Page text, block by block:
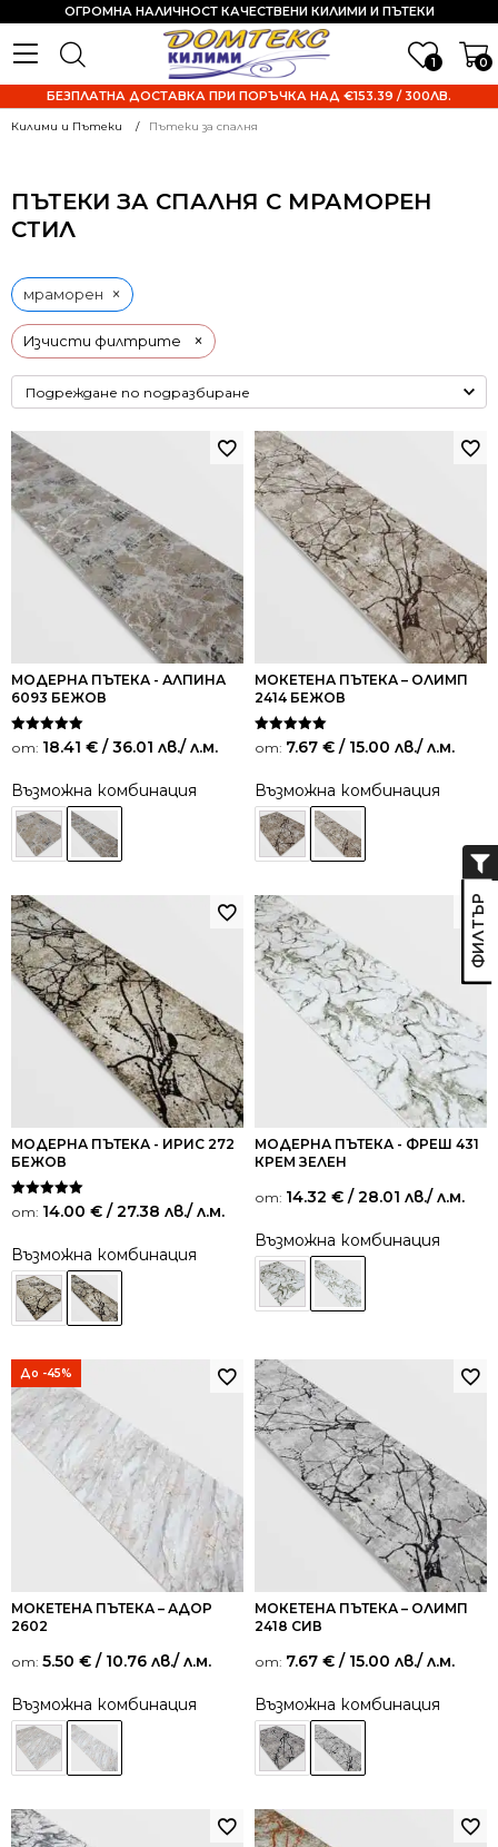
1 0
ОГРОМНА НАЛИЧНОСТ КАЧЕСТВЕНИ КИЛИМИ И ПЪТЕКИ
БЕЗПЛАТНА ДОСТАВКА ПРИ ПОРЪЧКА НАД €153.39 / 300ЛВ.
Килими и Пътеки Пътеки за спалня
ПЪТЕКИ ЗА СПАЛНЯ С МРАМОРЕН
СТИЛ
Изчисти филтрите ×
мраморен ×
МОДЕРНА ПЪТЕКА - АЛПИНА
6093 БЕЖОВ
Оценено на
5.00
от: 18.41 € / 36.01 лв./ л.м.
Възможна комбинация
МОКЕТЕНА ПЪТЕКА – ОЛИМП
2414 БЕЖОВ
Оценено на
5.00
от: 7.67 € / 15.00 лв./ л.м.
Възможна комбинация
МОДЕРНА ПЪТЕКА - ИРИС 272
БЕЖОВ
Оценено на
5.00
от: 14.00 € / 27.38 лв./ л.м.
Възможна комбинация
МОДЕРНА ПЪТЕКА - ФРЕШ 431
КРЕМ ЗЕЛЕН
от: 14.32 € / 28.01 лв./ л.м.
Възможна комбинация
До -45%
МОКЕТЕНА ПЪТЕКА – АДОР
2602
от: 5.50 € / 10.76 лв./ л.м.
Възможна комбинация
МОКЕТЕНА ПЪТЕКА – ОЛИМП
2418 СИВ
от: 7.67 € / 15.00 лв./ л.м.
Възможна комбинация